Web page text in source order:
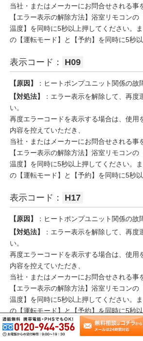
当社・またはメーカーにお問合せされる事
【エラー表示の解除方法】浴室リモコンの
温度】を同時に5秒以上押してください。
の【運転モード】と【予約】を同時に5秒以
表示コード： H09
【原因】
：ヒートポンプユニット関係の故
【対処法】
：エラー表示を解除して、再度
い。
再度エラーコードを表示する場合は、使用
内容を控えていただき、
当社・またはメーカーにお問合せされる事
【エラー表示の解除方法】浴室リモコンの
温度】を同時に5秒以上押してください。
の【運転モード】と【予約】を同時に5秒以
表示コード： H17
【原因】
：ヒートポンプユニット関係の故
【対処法】
：エラー表示を解除して、再度
い。
再度エラーコードを表示する場合は、使用
内容を控えていただき、
当社・またはメーカーにお問合せされる事
【エラー表示の解除方法】浴室リモコンの
温度】を同時に5秒以上押してください。
の【運転モード】と【予約】を同時に5秒
表示コード： H24